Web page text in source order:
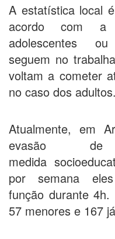
A estatística local
acordo com a
adolescentes
seguem no
voltam a cometer
no caso dos
Atualmente, em
evasão
medida
por semana
função durante
57 menores e 167